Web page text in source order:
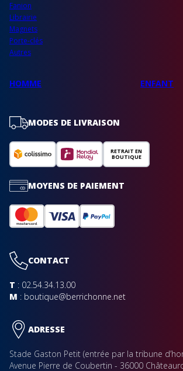
Fanion
Librairie
Magnets
Porte-clés
Autres
HOMME ENFANT
MODES DE LIVRAISON
RETRAIT EN
BOUTIQUE
MOYENS DE PAIEMENT
CONTACT
T : 02.54.34.13.00
M : boutique@berrichonne.net
ADRESSE
Stade Gaston Petit (entrée par la tribune
Avenue Pierre de Coubertin - 36000